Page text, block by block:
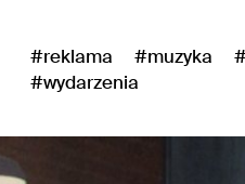
#reklama #muzyka
#wydarzenia